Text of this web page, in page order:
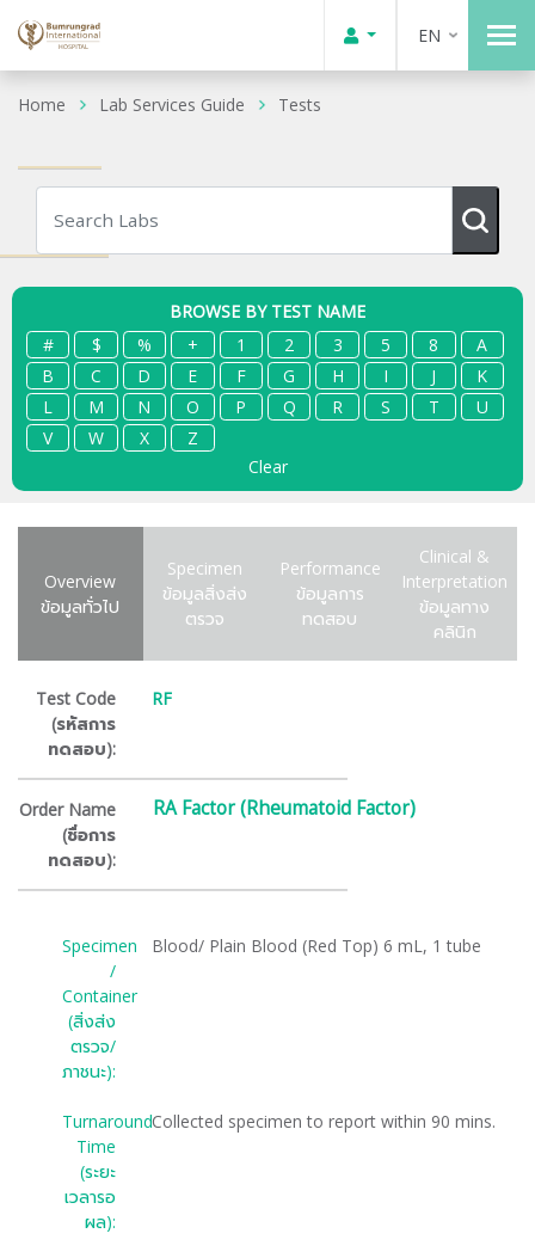
EN
Home Lab Services Guide Tests
BROWSE BY TEST NAME
#
$ % + 1 2 3 5 8
A
B
C D E F G H I J
K
L
M N O P Q R S T
U
V
W X
Z
Clear
Overview
ข้อมูลทั่วไป
Specimen
ข้อมูลสิ่งส่ง
ตรวจ
Performance
ข้อมูลการ
ทดสอบ
Clinical &
Interpretation
ข้อมูลทาง
คลินิก
Test Code
(รหัสการ
ทดสอบ):
RF
Order Name
(ชื่อการ
ทดสอบ):
RA Factor (Rheumatoid Factor)
Specimen
/
Container
(สิ่งส่ง
ตรวจ/
ภาชนะ):
Blood/ Plain Blood (Red Top) 6 mL, 1 tube
Turnaround
Time
(ระยะ
เวลารอ
ผล):
Collected specimen to report within 90 mins.